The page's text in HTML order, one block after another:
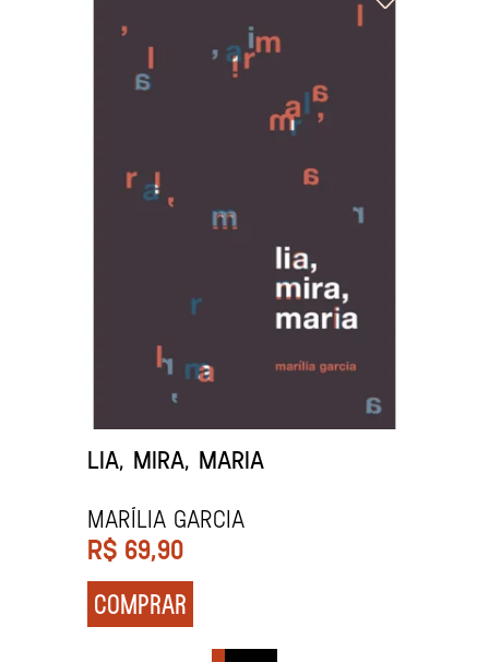
LIA, MIRA, MARIA
Marília Garcia
R$ 69,90
COMPRAR